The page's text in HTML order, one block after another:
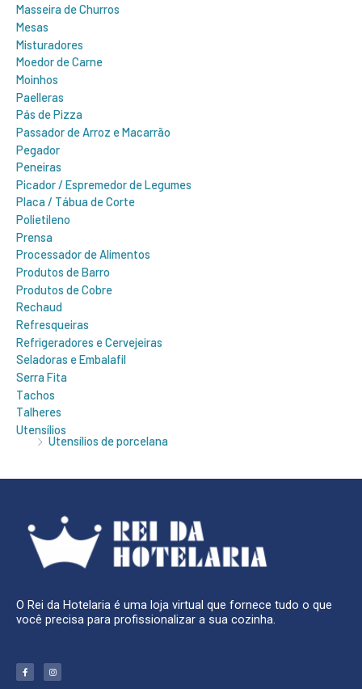
Masseira de Churros
Mesas
Misturadores
Moedor de Carne
Moinhos
Paelleras
Pás de Pizza
Passador de Arroz e Macarrão
Pegador
Peneiras
Picador / Espremedor de Legumes
Placa / Tábua de Corte
Polietileno
Prensa
Processador de Alimentos
Produtos de Barro
Produtos de Cobre
Rechaud
Refresqueiras
Refrigeradores e Cervejeiras
Seladoras e Embalafil
Serra Fita
Tachos
Talheres
Utensílios
Utensílios de porcelana
O Rei da Hotelaria é uma loja virtual que fornece tudo o que
você precisa para profissionalizar a sua cozinha.
F
a
c
I
n
s